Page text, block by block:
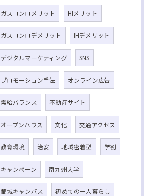
ガスコンロメリット HIメリット
ガスコンロデメリット IHデメリット
デジタルマーケティング SNS
プロモーション手法 オンライン広告
需給バランス 不動産サイト
オープンハウス 文化 交通アクセス
教育環境 治安 地域密着型 学割
キャンペーン 南九州大学
都城キャンパス 初めての一人暮らし